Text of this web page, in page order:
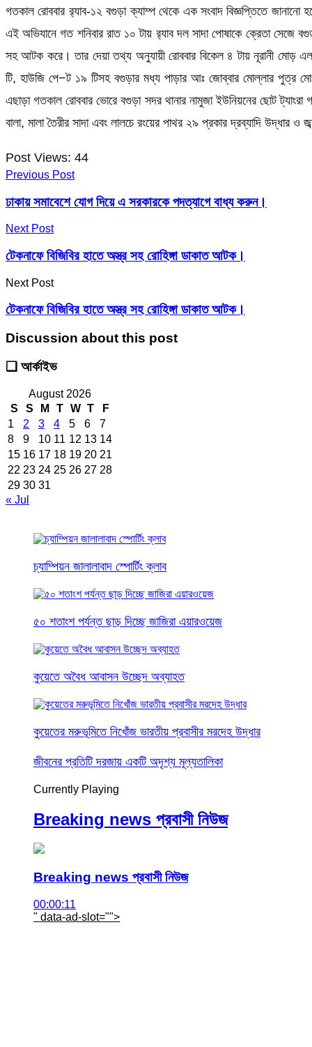
গতকাল রোববার র‌্যাব-১২ বগুড়া ক্যাম্প থেকে এক সংবাদ বিজ্ঞপ্তিতে
এই অভিযানে গত শনিবার রাত ১০ টায় র‌্যাব দল সাদা পোষাকে ক্রেতা সেজে
সহ আটক করে। তার দেয়া তথ্য অনুযায়ী রোববার বিকেল ৪ টায় নূরানী মোড়
টি, হাউজি পে−ট ১৯ টিসহ বগুড়ার মধ্য পাড়ার আঃ জোব্বার মোল্লার পুত্র
এছাড়া গতকাল রোববার ভোরে বগুড়া সদর থানার নামুজা ইউনিয়নের ছোট
বালা, মালা তৈরীর সাদা এবং লালচে রংয়ের পাথর ২৯ প্রকার দ্রব্যাদি
Post Views: 44
Previous Post
ঢাকায় সমাবেশে যোগ দিয়ে এ সরকারকে পদত্যাগে বাধ্য করুন।
Next Post
টেকনাফে বিজিবির হাতে অস্ত্র সহ রোহিঙ্গা ডাকাত আটক।
Next Post
টেকনাফে বিজিবির হাতে অস্ত্র সহ রোহিঙ্গা ডাকাত আটক।
Discussion about this post
❑ আর্কাইভ
August 2026
S
S M T W T
F
1
2 3 4 5 6
7
8
9 10 11 12 13 14
15 16 17 18 19 20 21
22 23 24 25 26 27 28
29 30 31
« Jul
চ্যাম্পিয়ন জালালাবাদ স্পোর্টিং ক্লাব
৫০ শতাংশ পর্যন্ত ছাড় দিচ্ছে জাজিরা এয়ারওয়েজ
কুয়েতে অবৈধ আবাসন উচ্ছেদ অব্যাহত
কুয়েতের মরুভূমিতে নিখোঁজ ভারতীয় প্রবাসীর মরদেহ উদ্ধার
জীবনের প্রতিটি দরজায় একটি অদৃশ্য মূল্যতালিকা
Currently Playing
Breaking news প্রবাসী নিউজ
Breaking news প্রবাসী নিউজ
00:00:11
" data-ad-slot="">